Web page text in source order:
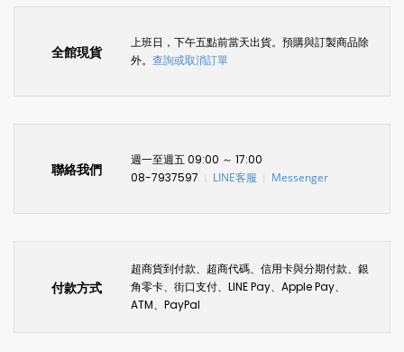
全館現貨
上班日，下午五點前當天出貨。預購與訂製商品除
外。 查詢或取消訂單
聯絡我們
週一至週五 09:00 ～ 17:00
08-7937597
LINE客服 Messenger
付款方式
超商貨到付款、超商代碼、信用卡與分期付款、銀
角零卡、街口支付、LINE Pay、Apple Pay、
ATM、PayPal